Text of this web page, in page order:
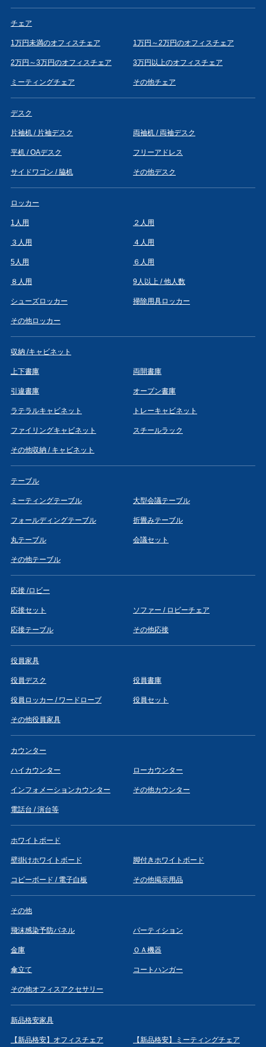
チェア
1万円未満のオフィスチェア 1万円～2万円のオフィスチェア
2万円～3万円のオフィスチェア 3万円以上のオフィスチェア
ミーティングチェア その他チェア
デスク
片袖机 / 片袖デスク 両袖机 / 両袖デスク
平机 / OAデスク フリーアドレス
サイドワゴン / 脇机 その他デスク
ロッカー
1人用 ２人用
３人用 ４人用
5人用 ６人用
８人用 9人以上 / 他人数
シューズロッカー 掃除用具ロッカー
その他ロッカー
収納 /キャビネット
上下書庫 両開書庫
引違書庫 オープン書庫
ラテラルキャビネット トレーキャビネット
ファイリングキャビネット スチールラック
その他収納 / キャビネット
テーブル
ミーティングテーブル 大型会議テーブル
フォールディングテーブル 折畳みテーブル
丸テーブル 会議セット
その他テーブル
応接 /ロビー
応接セット ソファー / ロビーチェア
応接テーブル その他応接
役員家具
役員デスク 役員書庫
役員ロッカー / ワードローブ 役員セット
その他役員家具
カウンター
ハイカウンター ローカウンター
インフォメーションカウンター その他カウンター
電話台 / 演台等
ホワイトボード
壁掛けホワイトボード 脚付きホワイトボード
コピーボード / 電子白板 その他掲示用品
その他
飛沫感染予防パネル パーティション
金庫 ＯＡ機器
傘立て コートハンガー
その他オフィスアクセサリー
新品格安家具
【新品格安】オフィスチェア 【新品格安】ミーティングチェア